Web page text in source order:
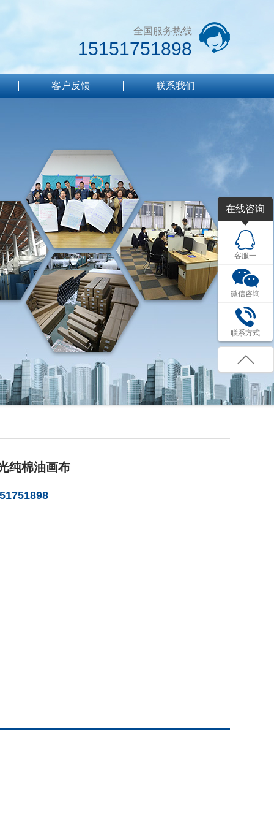
全国服务热线
15151751898
客户反馈 联系我们
纯棉油画布
在线咨询
客服一
微信咨询
联系方式